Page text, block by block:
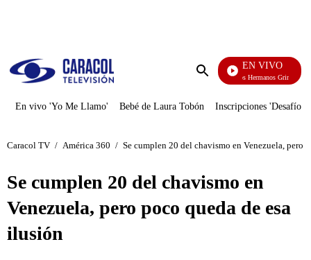
Enviar
EN VIVO
Cuentos De Los Hermanos Grimm
En vivo 'Yo Me Llamo' Bebé de Laura Tobón Inscripciones 'Desafío'
Caracol TV / América 360 / Se cumplen 20 del chavismo en Venezuela, pero
Se cumplen 20 del chavismo en
Venezuela, pero poco queda de esa
ilusión